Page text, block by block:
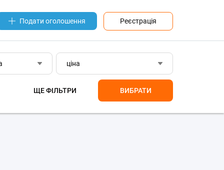
Подати оголошення Реєстрація
ціна
ЩЕ ФІЛЬТРИ ВИБРАТИ